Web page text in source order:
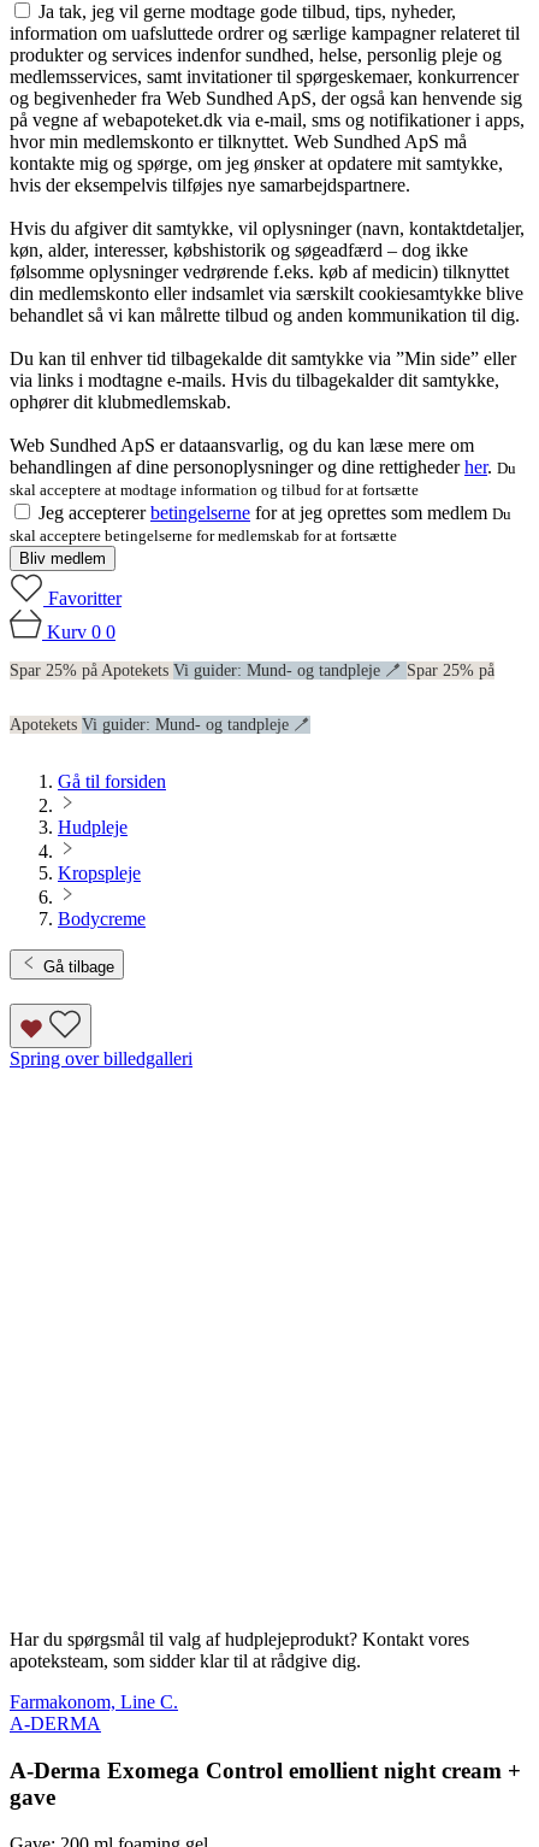
Ja tak, jeg vil gerne modtage gode tilbud, tips, nyheder,
information om uafsluttede ordrer og særlige kampagner relateret til
produkter og services indenfor sundhed, helse, personlig pleje og
medlemsservices, samt invitationer til spørgeskemaer, konkurrencer
og begivenheder fra Web Sundhed ApS, der også kan henvende sig
på vegne af webapoteket.dk via e-mail, sms og notifikationer i apps,
hvor min medlemskonto er tilknyttet. Web Sundhed ApS må
kontakte mig og spørge, om jeg ønsker at opdatere mit samtykke,
hvis der eksempelvis tilføjes nye samarbejdspartnere.
Hvis du afgiver dit samtykke, vil oplysninger (navn, kontaktdetaljer,
køn, alder, interesser, købshistorik og søgeadfærd – dog ikke
følsomme oplysninger vedrørende f.eks. køb af medicin) tilknyttet
din medlemskonto eller indsamlet via særskilt cookiesamtykke blive
behandlet så vi kan målrette tilbud og anden kommunikation til dig.
Du kan til enhver tid tilbagekalde dit samtykke via ”Min side” eller
via links i modtagne e-mails. Hvis du tilbagekalder dit samtykke,
ophører dit klubmedlemskab.
Web Sundhed ApS er dataansvarlig, og du kan læse mere om
behandlingen af dine personoplysninger og dine rettighederher. Du
skal acceptere at modtage information og tilbud for at fortsætte
Jeg acceptererbetingelserne for at jeg oprettes som medlem Du
skal acceptere betingelserne for medlemskab for at fortsætte
Bliv medlem
Favoritter
Kurv 0 0
Spar 25% på Apotekets Vi guider: Mund- og tandpleje 🪥 Spar 25% på
Apotekets Vi guider: Mund- og tandpleje 🪥
Gå til forsiden
Hudpleje
Kropspleje
Bodycreme
Gå tilbage
Spring over billedgalleri
Har du spørgsmål til valg af hudplejeprodukt? Kontakt vores
apoteksteam, som sidder klar til at rådgive dig.
Farmakonom, Line C.
A-DERMA
A-Derma Exomega Control emollient night cream +
gave